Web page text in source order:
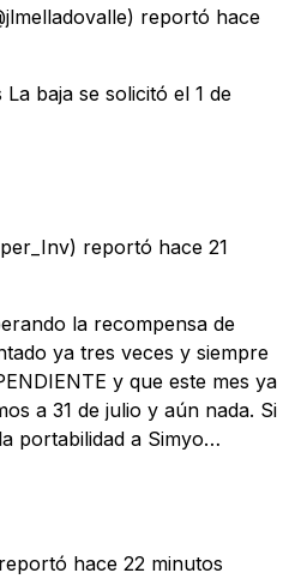
reportó hace
baja se solicitó el 1 de
reportó hace 21
la recompensa de
ya tres veces y siempre
y que este mes ya
a 31 de julio y aún nada. Si
portabilidad a Simyo…
hace 22 minutos